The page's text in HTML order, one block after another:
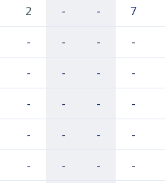
2 - - 7
- - - -
- - - -
- - - -
- - - -
- - - -